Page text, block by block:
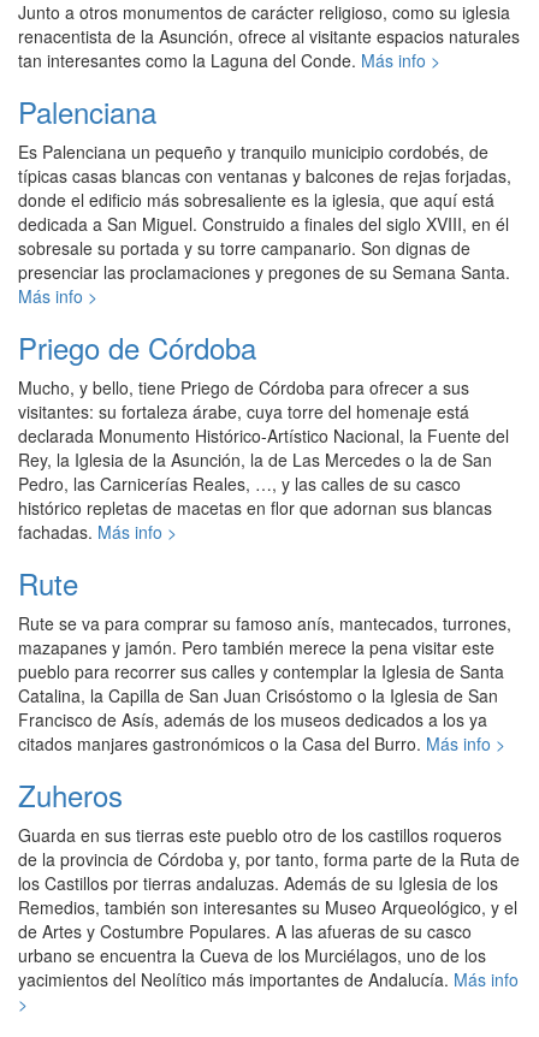
Junto a otros monumentos de carácter religioso, como su iglesia
renacentista de la Asunción, ofrece al visitante espacios naturales
tan interesantes como la Laguna del Conde. Más info >
Palenciana
Es Palenciana un pequeño y tranquilo municipio cordobés, de
típicas casas blancas con ventanas y balcones de rejas forjadas,
donde el edificio más sobresaliente es la iglesia, que aquí está
dedicada a San Miguel. Construido a finales del siglo XVIII, en él
sobresale su portada y su torre campanario. Son dignas de
presenciar las proclamaciones y pregones de su Semana Santa.
Más info >
Priego de Córdoba
Mucho, y bello, tiene Priego de Córdoba para ofrecer a sus
visitantes: su fortaleza árabe, cuya torre del homenaje está
declarada Monumento Histórico-Artístico Nacional, la Fuente del
Rey, la Iglesia de la Asunción, la de Las Mercedes o la de San
Pedro, las Carnicerías Reales, …, y las calles de su casco
histórico repletas de macetas en flor que adornan sus blancas
fachadas. Más info >
Rute
Rute se va para comprar su famoso anís, mantecados, turrones,
mazapanes y jamón. Pero también merece la pena visitar este
pueblo para recorrer sus calles y contemplar la Iglesia de Santa
Catalina, la Capilla de San Juan Crisóstomo o la Iglesia de San
Francisco de Asís, además de los museos dedicados a los ya
citados manjares gastronómicos o la Casa del Burro. Más info >
Zuheros
Guarda en sus tierras este pueblo otro de los castillos roqueros
de la provincia de Córdoba y, por tanto, forma parte de la Ruta de
los Castillos por tierras andaluzas. Además de su Iglesia de los
Remedios, también son interesantes su Museo Arqueológico, y el
de Artes y Costumbre Populares. A las afueras de su casco
urbano se encuentra la Cueva de los Murciélagos, uno de los
yacimientos del Neolítico más importantes de Andalucía. Más info
>